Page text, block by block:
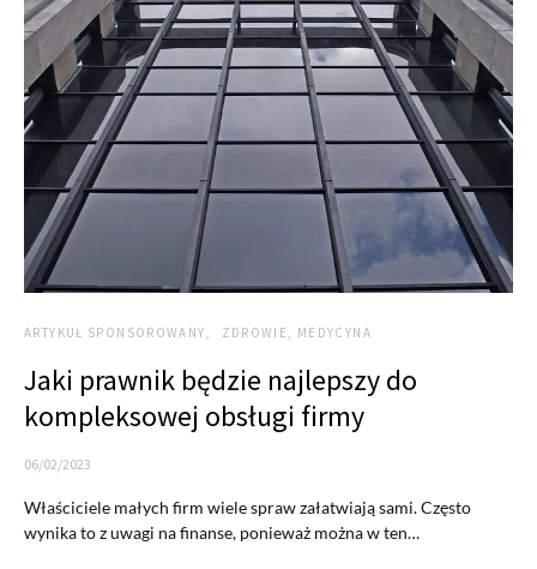
ARTYKUŁ SPONSOROWANY ZDROWIE, MEDYCYNA
Jaki prawnik będzie najlepszy do
kompleksowej obsługi firmy
06/02/2023
Właściciele małych firm wiele spraw załatwiają sami. Często
wynika to z uwagi na finanse, ponieważ można w ten…